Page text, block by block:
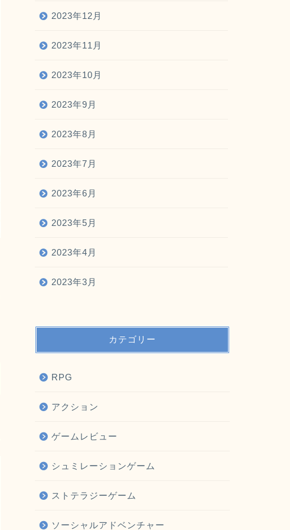
2023年12月
2023年11月
2023年10月
2023年9月
2023年8月
2023年7月
2023年6月
2023年5月
2023年4月
2023年3月
カテゴリー
RPG
アクション
ゲームレビュー
シュミレーションゲーム
ストテラジーゲーム
ソーシャルアドベンチャー